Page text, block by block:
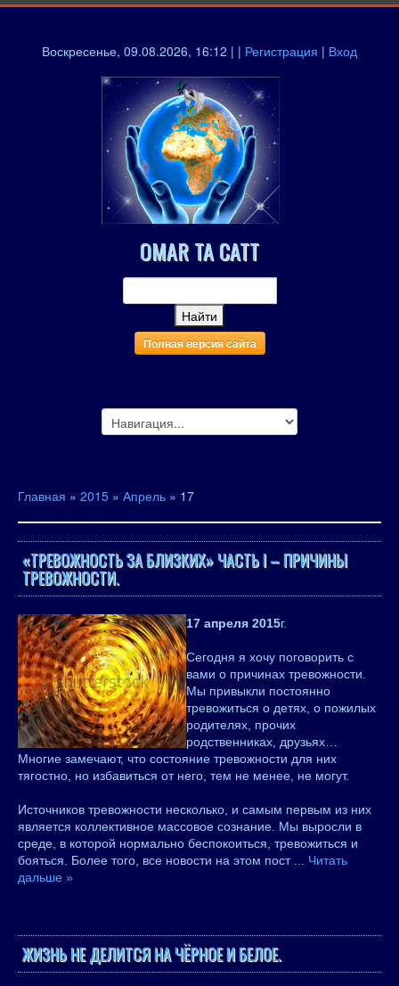
Воскресенье, 09.08.2026, 16:12 | | Регистрация | Вход
OMAR TA CATT
Полная версия сайта
Главная » 2015 » Апрель » 17
«ТРЕВОЖНОСТЬ ЗА БЛИЗКИХ» ЧАСТЬ I – ПРИЧИНЫ
ТРЕВОЖНОСТИ.
17 апреля 2015г.
Сегодня я хочу поговорить с
вами о причинах тревожности.
Мы привыкли постоянно
тревожиться о детях, о пожилых
родителях, прочих
родственниках, друзьях…
Многие замечают, что состояние тревожности для них
тягостно, но избавиться от него, тем не менее, не могут.
Источников тревожности несколько, и самым первым из них
является коллективное массовое сознание. Мы выросли в
среде, в которой нормально беспокоиться, тревожиться и
бояться. Более того, все новости на этом пост
Читать
дальше »
ЖИЗНЬ НЕ ДЕЛИТСЯ НА ЧЁРНОЕ И БЕЛОЕ.